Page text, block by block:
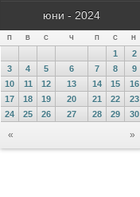
юни - 2024
П В С Ч П С Н
« »
1
2
3
4 5 6 7 8
9
10
11 12 13 14 15
16
17
18 19 20 21 22
23
24
25 26 27 28 29 30